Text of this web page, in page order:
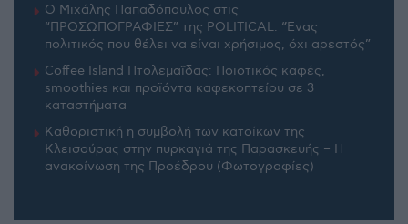
Ο Μιχάλης Παπαδόπουλος στις
“ΠΡΟΣΩΠΟΓΡΑΦΙΕΣ” της POLITICAL: “Ένας
πολιτικός που θέλει να είναι χρήσιμος, όχι αρεστός”
Coffee Island Πτολεμαΐδας: Ποιοτικός καφές,
smoothies και προϊόντα καφεκοπτείου σε 3
καταστήματα
Καθοριστική η συμβολή των κατοίκων της
Κλεισούρας στην πυρκαγιά της Παρασκευής – Η
ανακοίνωση της Προέδρου (Φωτογραφίες)